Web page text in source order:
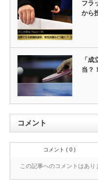
フラ
から
「
当？
コメント
コメント ( 0 )
この記事へのコメントはあり